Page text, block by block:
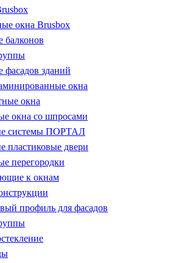
окна Brusbox
балконов
фасадов зданий
окна
окна
окна со шпросами
системы ПОРТАЛ
пластиковые двери
перегородки
к окнам
профиль для фасадов